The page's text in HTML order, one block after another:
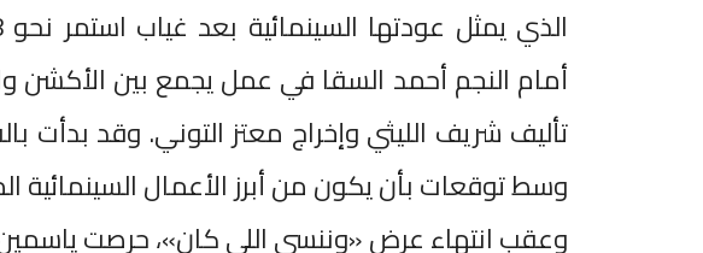
أمام النجم أحمد السقا في عمل يجمع بين الأكشن
تأليف شريف الليثي وإخراج معتز التوني. وقد بدأت
وسط توقعات بأن يكون من أبرز الأعمال السينمائية
وعقب انتهاء عرض «وننسى اللي كان»، حرصت